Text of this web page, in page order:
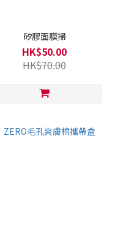
矽膠面膜掃
HK$50.00
HK$70.00